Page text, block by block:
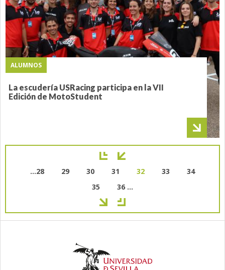
ALUMNOS
La escudería USRacing participa en la VII
Edición de MotoStudent
Paginación
Page
…28 Page
29 Page
30 Page
31
Página
32 Page
33 Page
34
Page
35 Page
36 …